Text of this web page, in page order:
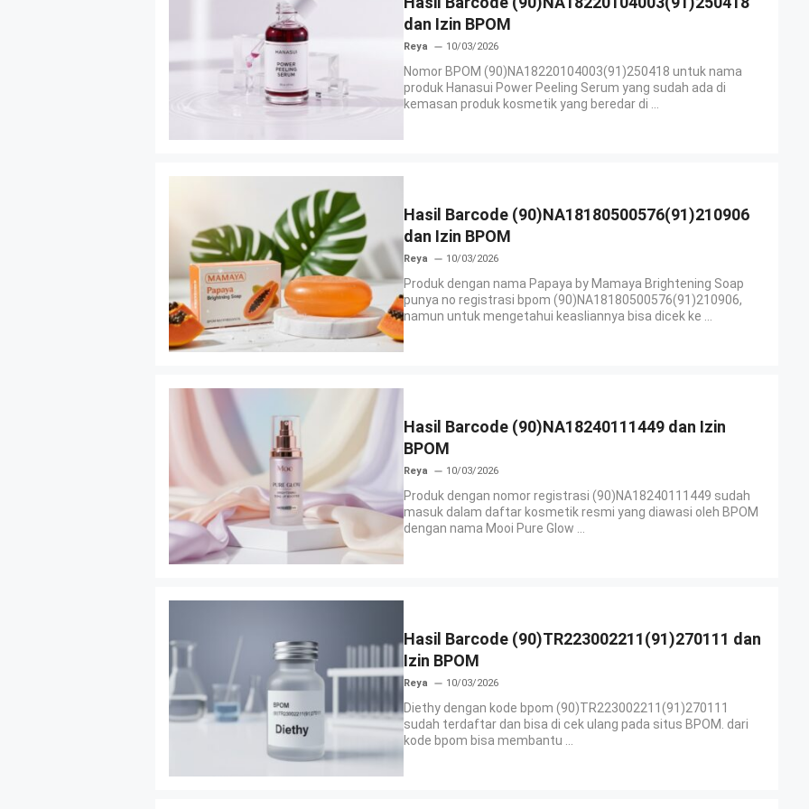
dan Izin BPOM
Reya 10/03/2026
Nomor BPOM (90)NA18220104003(91)250418 untuk nama
produk Hanasui Power Peeling Serum yang sudah ada di
kemasan produk kosmetik yang beredar di ...
Hasil Barcode (90)NA18180500576(91)210906
dan Izin BPOM
Reya 10/03/2026
Produk dengan nama Papaya by Mamaya Brightening Soap
punya no registrasi bpom (90)NA18180500576(91)210906,
namun untuk mengetahui keasliannya bisa dicek ke ...
Hasil Barcode (90)NA18240111449 dan Izin
BPOM
Reya 10/03/2026
Produk dengan nomor registrasi (90)NA18240111449 sudah
masuk dalam daftar kosmetik resmi yang diawasi oleh BPOM
dengan nama Mooi Pure Glow ...
Hasil Barcode (90)TR223002211(91)270111 dan
Izin BPOM
Reya 10/03/2026
Diethy dengan kode bpom (90)TR223002211(91)270111
sudah terdaftar dan bisa di cek ulang pada situs BPOM. dari
kode bpom bisa membantu ...